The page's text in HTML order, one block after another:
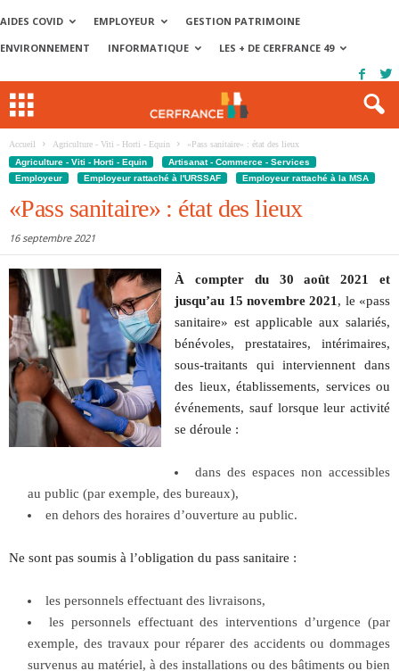
AIDES COVID EMPLOYEUR
GESTION PATRIMOINE
ENVIRONNEMENT
INFORMATIQUE LES + DE CERFRANCE 49
Accueil Agriculture - Viti - Horti - Equin
«Pass sanitaire» : état des lieux
Agriculture - Viti - Horti - Equin
Artisanat - Commerce - Services
Employeur
Employeur rattaché à l'URSSAF Employeur rattaché à la MSA
«Pass sanitaire» : état des lieux
16 septembre 2021
À compter du 30 août 2021 et
jusqu’au 15 novembre 2021 , le «pass
sanitaire» est applicable aux salariés,
bénévoles, prestataires, intérimaires,
sous-traitants qui interviennent dans
des lieux, établissements, services ou
événements, sauf lorsque leur activité
se déroule :
dans des espaces non accessibles
au public (par exemple, des bureaux),
en dehors des horaires d’ouverture au public.
Ne sont pas soumis à l’obligation du pass sanitaire :
les personnels effectuant des livraisons,
les personnels effectuant des interventions d’urgence (par
exemple, des travaux pour réparer des accidents ou dommages
survenus au matériel, à des installations ou des bâtiments ou bien